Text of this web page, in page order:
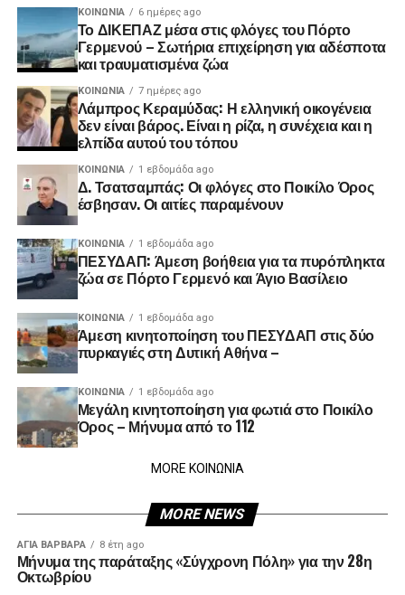
ΚΟΙΝΩΝΊΑ 6 ημέρες ago
Το ΔΙΚΕΠΑΖ μέσα στις φλόγες του Πόρτο
Γερμενού – Σωτήρια επιχείρηση για αδέσποτα
και τραυματισμένα ζώα
ΚΟΙΝΩΝΊΑ 7 ημέρες ago
Λάμπρος Κεραμύδας: Η ελληνική οικογένεια
δεν είναι βάρος. Είναι η ρίζα, η συνέχεια και η
ελπίδα αυτού του τόπου
ΚΟΙΝΩΝΊΑ 1 εβδομάδα ago
Δ. Τσατσαμπάς: Οι φλόγες στο Ποικίλο Όρος
έσβησαν. Οι αιτίες παραμένουν
ΚΟΙΝΩΝΊΑ 1 εβδομάδα ago
ΠΕΣΥΔΑΠ: Άμεση βοήθεια για τα πυρόπληκτα
ζώα σε Πόρτο Γερμενό και Άγιο Βασίλειο
ΚΟΙΝΩΝΊΑ 1 εβδομάδα ago
Άμεση κινητοποίηση του ΠΕΣΥΔΑΠ στις δύο
πυρκαγιές στη Δυτική Αθήνα –
ΚΟΙΝΩΝΊΑ 1 εβδομάδα ago
Μεγάλη κινητοποίηση για φωτιά στο Ποικίλο
Όρος – Μήνυμα από το 112
MORE ΚΟΙΝΩΝΙΑ
MORE NEWS
ΑΓΙΑ ΒΑΡΒΑΡΑ 8 έτη ago
Μήνυμα της παράταξης «Σύγχρονη Πόλη» για την 28η
Οκτωβρίου